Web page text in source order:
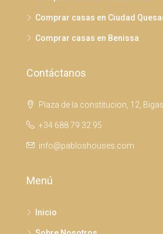
Comprar casas en Ciudad
Comprar casas en Benissa
Contáctanos
Plaza de la constitucion, 12,
+34 688 79 32 95
info@pabloshouses.com
Menú
Inicio